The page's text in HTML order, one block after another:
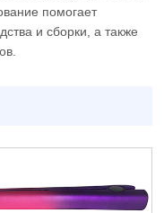
помогает
и сборки, а также